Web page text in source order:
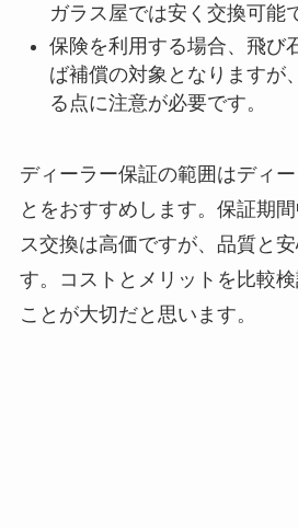
ガラス屋では安く交換可能
保険を利用する場合、飛び
ば補償の対象となりますが
る点に注意が必要です。
ディーラー保証の範囲はディ
とをおすすめします。保証期
ス交換は高価ですが、品質と
す。コストとメリットを比較
ことが大切だと思います。